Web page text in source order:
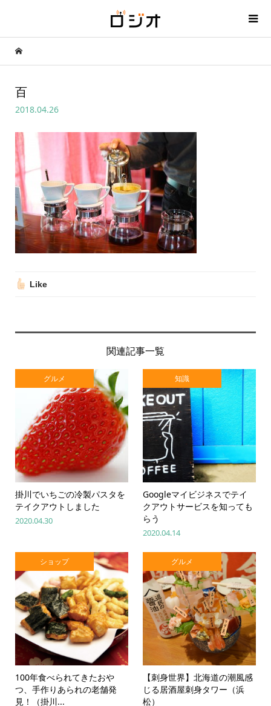
百
2018.04.26
Like
関連記事一覧
グルメ
掛川でいちごの冷製パスタを
テイクアウトしました
2020.04.30
知識
Googleマイビジネスでテイ
クアウトサービスを知っても
らう
2020.04.14
ショップ
100年食べられてきたおや
つ、手作りあられの老舗発
見！（掛川...
グルメ
【刺身世界】北海道の潮風感
じる居酒屋刺身タワー（浜
松）